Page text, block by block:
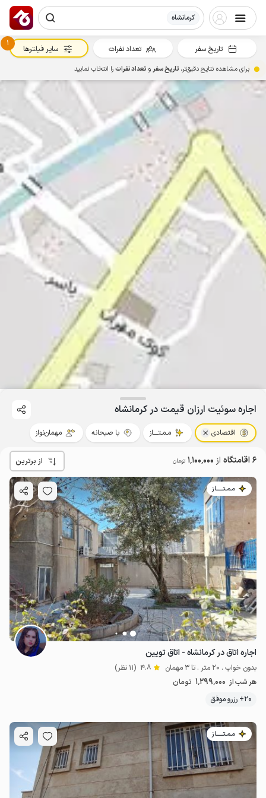
کرمانشاه
اجاره سوئیت ارزان قیمت در کرمانشاه
اقتصادی مـمـتــــاز با صبحانه مهمان‌نواز
6 اقامتگاه از 1٬100٬000 تومان از برترین
مـمـتــــــاز
اجاره اتاق در کرمانشاه - اتاق تویین
بدون خواب . 20 متر . تا 3 مهمان 4.8 (11 نظر)
هر شب از 1٬299٬000 تومان
20+ رزرو موفق
مـمـتــــــاز
تاریخ سفر تعداد نفرات
1
سایر فیلترها
برای مشاهده نتایج دقیق‌تر، تاریخ سفرو تعداد نفراترا انتخاب نمایید